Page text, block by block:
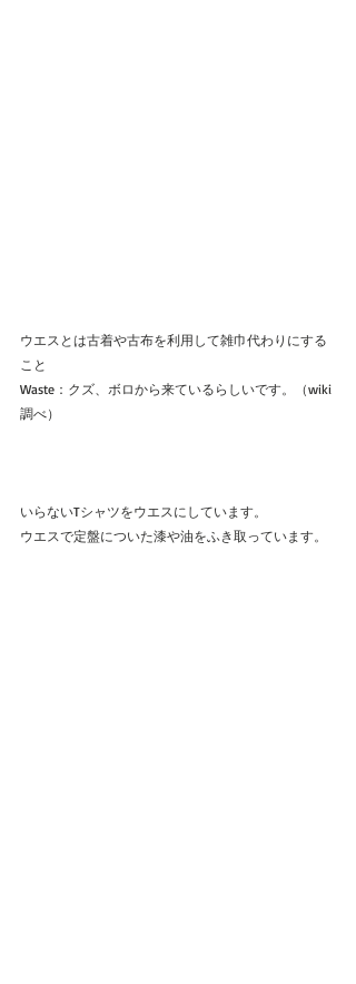
ウエスとは古着や古布を利用して雑巾代わりにする
こと
Waste：クズ、ボロから来ているらしいです。（wiki
調べ）
いらないTシャツをウエスにしています。
ウエスで定盤についた漆や油をふき取っています。